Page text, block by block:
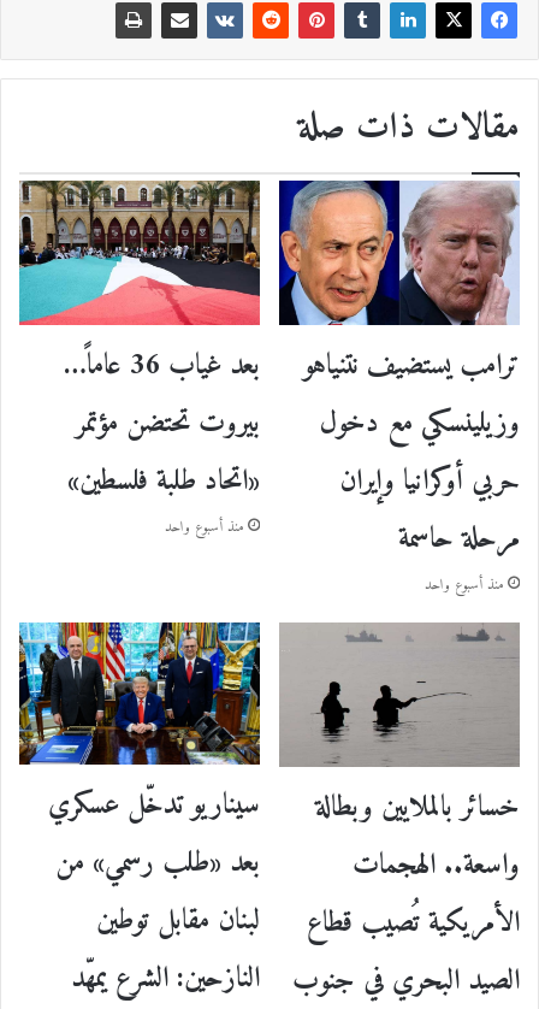
مقالات ذات صلة
ترامب يستضيف نتنياهو
وزيلينسكي مع دخول
حربي أوكرانيا وإيران
مرحلة حاسمة
منذ أسبوع واحد
بعد غياب 36 عاماً…
بيروت تحتضن مؤتمر
«اتحاد طلبة فلسطين»
منذ أسبوع واحد
خسائر بالملايين وبطالة
واسعة.. الهجمات
الأمريكية تُصيب قطاع
الصيد البحري في جنوب
سيناريو تدخّل عسكري
بعد «طلب رسمي» من
لبنان مقابل توطين
النازحين: الشرع يمهّد